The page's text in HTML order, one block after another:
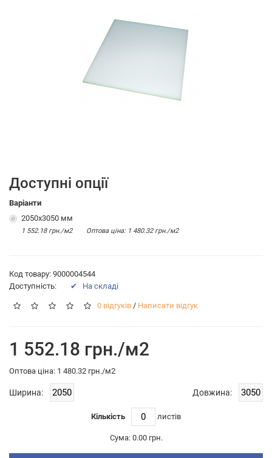
Доступні опції
Варіанти
2050х3050 мм
1 552.18 грн./м2 Оптова цiна: 1 480.32 грн./м2
Код товару: 9000004544
Доступність:
✔ На складі
0 відгуків / Написати відгук
1 552.18 грн./м2
Оптова цiна: 1 480.32 грн./м2
Ширина: Довжина:
Кількість листiв
Сума: 0.00 грн.